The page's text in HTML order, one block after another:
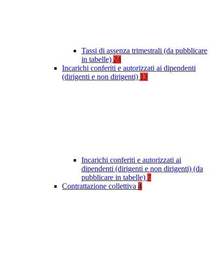
Tassi di assenza trimestrali (da pubblicare
in tabelle) 24
Incarichi conferiti e autorizzati ai dipendenti
(dirigenti e non dirigenti) 13
Incarichi conferiti e autorizzati ai
dipendenti (dirigenti e non dirigenti) (da
pubblicare in tabelle) 7
Contrattazione collettiva 4